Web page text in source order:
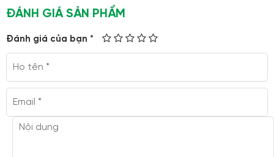
ĐÁNH GIÁ SẢN PHẨM
Đánh giá của bạn *